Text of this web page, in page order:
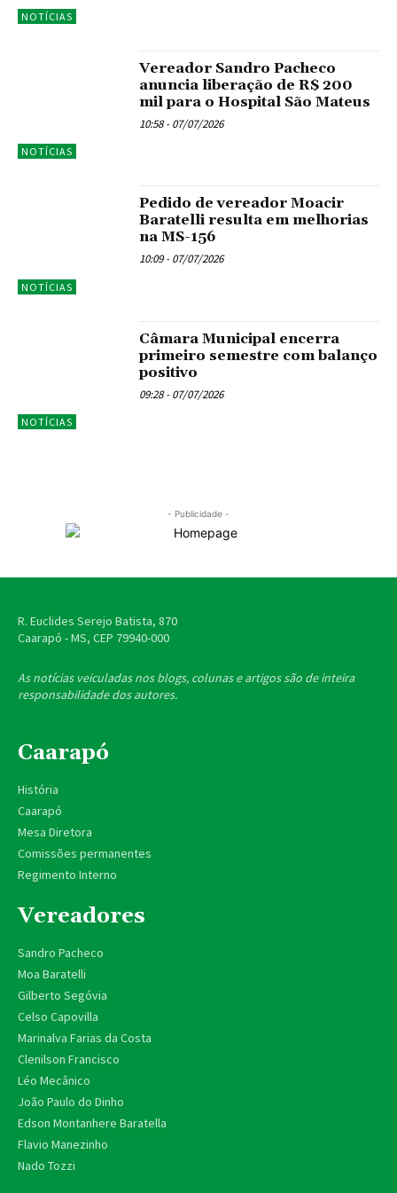
NOTÍCIAS
NOTÍCIAS
Vereador Sandro Pacheco
anuncia liberação de R$ 200
mil para o Hospital São Mateus
10:58 - 07/07/2026
NOTÍCIAS
Pedido de vereador Moacir
Baratelli resulta em melhorias
na MS-156
10:09 - 07/07/2026
NOTÍCIAS
Câmara Municipal encerra
primeiro semestre com balanço
positivo
09:28 - 07/07/2026
- Publicidade -
R. Euclides Serejo Batista, 870
Caarapó - MS, CEP 79940-000
As notícias veiculadas nos blogs, colunas e artigos são de inteira
responsabilidade dos autores.
Caarapó
História
Caarapó
Mesa Diretora
Comissões permanentes
Regimento Interno
Vereadores
Sandro Pacheco
Moa Baratelli
Gilberto Segóvia
Celso Capovilla
Marinalva Farias da Costa
Clenilson Francisco
Léo Mecânico
João Paulo do Dinho
Edson Montanhere Baratella
Flavio Manezinho
Nado Tozzi